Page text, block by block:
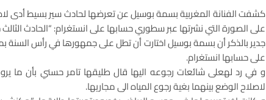
كشفت الفنانة المغربية بسمة بوسيل عن تعرضها لحادث سير بسيط أدى
على الصورة التي نشرتها عبر سطوري حسابها على انستغرام: “الحادث
جدير بالذكر أن بسمة بوسيل اختارت أن تطل على جمهورها في رأس
على حسابها انستغرام.
و في رد لهعلى شائعات رجوعه اليها قال طليقها تامر حسني بأن ما
لاصلاح الوضع بينهما بغية رجوع المياه الى مجاريها.